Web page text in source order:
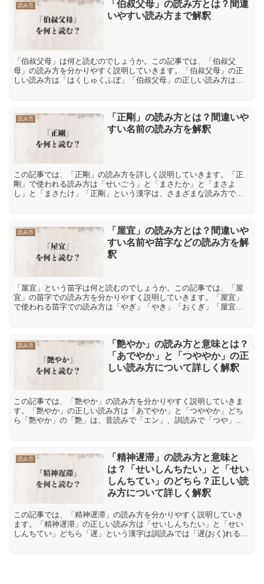
読み方
「伯叔父母」の読み方とは？間違
いやすい読み方まで解釈
「伯叔父母」は何と読むのでしょうか。この記事では、「伯叔父
母」の読み方を分かりやすく説明していきます。「伯叔父母」の正
しい読み方は「はくしゅくふぼ」「伯叔父母」の正しい読み方は
読み方
「正剛」の読み方とは？間違いや
すい名前の読み方を解釈
この記事では、「正剛」の読み方を詳しく説明していきます。「正
剛」で使われる読み方は「せいごう」と「まさたか」と「まさよ
し」と「まさたけ」「正剛」という漢字は、さまざまな読み方で使
読み方
「屋宜」の読み方とは？間違いや
すい名前や苗字などの読み方を解
釈
「屋宜」という苗字は何と読むのでしょうか。この記事では、「屋
宜」の苗字での読み方を分かりやすく説明していきます。「屋宜」
で使われる苗字での読み方は「やぎ」「やき」「おくぎ」「屋宜」
読み方
「艶やか」の読み方と意味とは？
「あでやか」と「つややか」の正
しい読み方について詳しく解釈
この記事では、「艶やか」の読み方を分かりやすく説明していきま
す。「艶やか」の正しい読み方は「あでやか」と「つややか」どち
ら「艶やか」の「艶」は、音読みで「エン」、訓読みで「つや」、
読み方
「精神遅滞」の読み方と意味と
は？「せいしんちたい」と「せい
しんちてい」のどちら？正しい読
み方について詳しく解釈
この記事では、「精神遅滞」の読み方を分かりやすく説明していき
ます。「精神遅滞」の正しい読み方は「せいしんちたい」と「せい
しんちてい」どちら「遅」という漢字は訓読みでは「遅(おく)れる」